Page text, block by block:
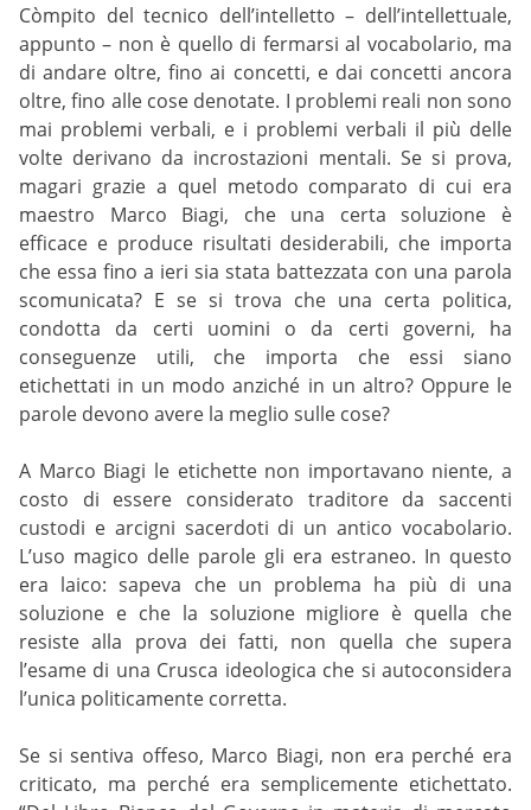
Còmpito del tecnico dell’intelletto – dell’intellettuale,
appunto – non è quello di fermarsi al vocabolario, ma
di andare oltre, fino ai concetti, e dai concetti ancora
oltre, fino alle cose denotate. I problemi reali non sono
mai problemi verbali, e i problemi verbali il più delle
volte derivano da incrostazioni mentali. Se si prova,
magari grazie a quel metodo comparato di cui era
maestro Marco Biagi, che una certa soluzione è
efficace e produce risultati desiderabili, che importa
che essa fino a ieri sia stata battezzata con una parola
scomunicata? E se si trova che una certa politica,
condotta da certi uomini o da certi governi, ha
conseguenze utili, che importa che essi siano
etichettati in un modo anziché in un altro? Oppure le
parole devono avere la meglio sulle cose?
A Marco Biagi le etichette non importavano niente, a
costo di essere considerato traditore da saccenti
custodi e arcigni sacerdoti di un antico vocabolario.
L’uso magico delle parole gli era estraneo. In questo
era laico: sapeva che un problema ha più di una
soluzione e che la soluzione migliore è quella che
resiste alla prova dei fatti, non quella che supera
l’esame di una Crusca ideologica che si autoconsidera
l’unica politicamente corretta.
Se si sentiva offeso, Marco Biagi, non era perché era
criticato, ma perché era semplicemente etichettato.